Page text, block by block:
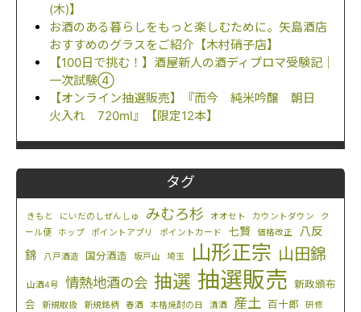
(木)】
お酒のある暮らしをもっと楽しむために。矢島酒店
おすすめのグラスをご紹介【木村硝子店】
【100日で挑む！】酒屋新人の酒ディプロマ受験記｜
一次試験④
【オンライン抽選販売】『而今 純米吟醸 朝日
火入れ 720ml』【限定12本】
タグ
きもと にいだのしぜんしゅ みむろ杉 オオセト カウントダウン
ク
ール便
ホップ ポイントアプリ ポイントカード 七賢 価格改正
八反
錦
八戸酒造 国分酒造 坂戸山 埼玉 山形正宗 山田錦
山酒4号 情熱地酒の会 抽選 抽選販売 新政頒布
会
新規取扱 新規銘柄 春酒 本格焼酎の日 清酒 産土 百十郎 研修